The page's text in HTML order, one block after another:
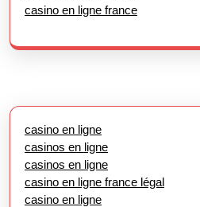
casino en ligne france
casino en ligne
casinos en ligne
casinos en ligne
casino en ligne france légal
casino en ligne